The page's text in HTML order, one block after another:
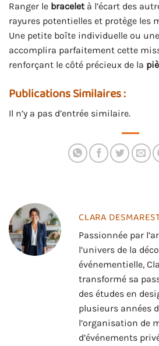
Ranger le bracelet à l’écart des
rayures potentielles et protège les
Une petite boîte individuelle ou
accomplira parfaitement cette
renforçant le côté précieux de la
Publications Similaires :
Il n’y a pas d’entrée similaire.
CLARA
Passionnée par
l’univers de la
événementielle,
transformé sa
des études en
plusieurs années
l’organisation de
d’événements